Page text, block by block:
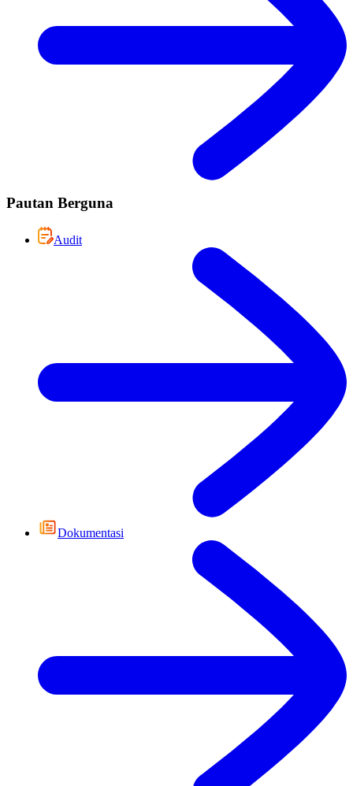
Pautan Berguna
Audit
Dokumentasi